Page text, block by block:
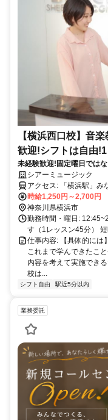
【横浜西口校】音
歓迎!シフトは自由
未経験歓迎!固定曜日では
シアーミュージック
アクセス: 「横浜
時給1,250円～2,700円
神奈川県横浜市
勤務時間・曜日:
す（1レッスン45分）
仕事内容: 【具体的には
これまで学んできたこ
内容を考えて実施でき
校は...
シフト自由 駅近5分以内
業務委託